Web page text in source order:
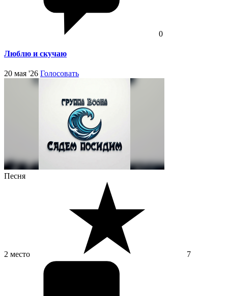
0
Люблю и скучаю
20 мая '26 Голосовать
Песня
2 место 7